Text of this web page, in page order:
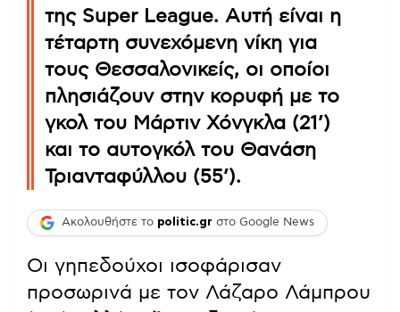
της Super League. Αυτή είναι η
τέταρτη συνεχόμενη νίκη για
τους Θεσσαλονικείς, οι οποίοι
πλησιάζουν στην κορυφή με το
γκολ του Μάρτιν Χόνγκλα (21’)
και το αυτογκόλ του Θανάση
Τριανταφύλλου (55’).
Ακολουθήστε το politic.gr στο Google News
Οι γηπεδούχοι ισοφάρισαν
προσωρινά με τον Λάζαρο Λάμπρου